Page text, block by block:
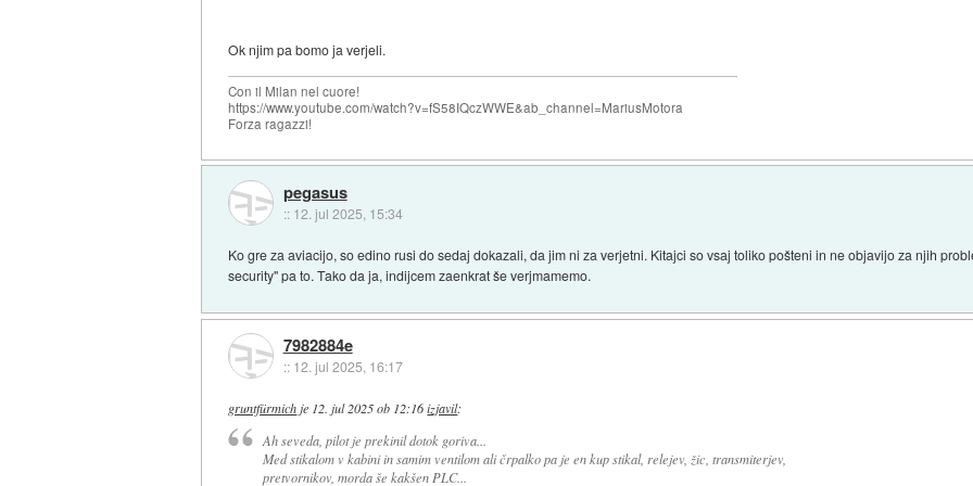
Ok njim pa bomo ja verjeli.
Con il Milan nel cuore!
https://www.youtube.com/watch?v=fS58IQczWWE&ab_channel=MariusMotora
Forza ragazzi!
pegasus
:: 12. jul 2025, 15:34
Ko gre za aviacijo, so edino rusi do sedaj dokazali, da jim ni za verjetni. Kitajci so vsaj toliko pošteni in ne objavijo za njih
security" pa to. Tako da ja, indijcem zaenkrat še verjmamemo.
7982884e
:: 12. jul 2025, 16:17
gruntfürmich je 12. jul 2025 ob 12:16 izjavil:
Ah seveda, pilot je prekinil dotok goriva...
Med stikalom v kabini in samim ventilom ali črpalko pa je en kup stikal, relejev, žic, transmiterjev,
pretvornikov, morda še kakšen PLC...